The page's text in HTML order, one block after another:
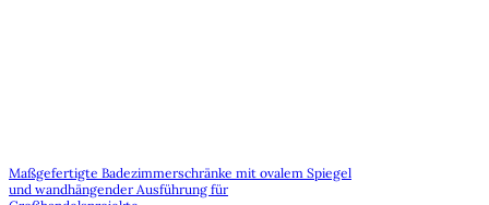
Maßgefertigte Badezimmerschränke mit ovalem Spiegel
und wandhängender Ausführung für